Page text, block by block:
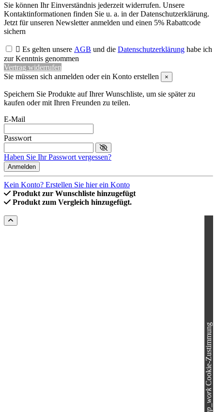
Sie können Ihr Einverständnis jederzeit widerrufen. Unsere
Kontaktinformationen finden Sie u. a. in der Datenschutzerklärung.
Jetzt für unseren Newsletter anmelden und einen 5% Rabattcode
sichern
 Es gelten unsere AGB und die Datenschutzerklärung habe ich
zur Kenntnis genommen
Vertrag widerrufen
Sie müssen sich anmelden oder ein Konto erstellen
×
Speichern Sie Produkte auf Ihrer Wunschliste, um sie später zu
kaufen oder mit Ihren Freunden zu teilen.
E-Mail
Passwort
Haben Sie Ihr Passwort vergessen?
Anmelden
Kein Konto? Erstellen Sie hier ein Konto
Produkt zur Wunschliste hinzugefügt
Produkt zum Vergleich hinzugefügt.
Cookie-Zustimmung